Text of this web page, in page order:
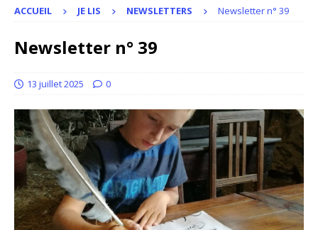
ACCUEIL JE LIS NEWSLETTERS Newsletter n° 39
Newsletter n° 39
13 juillet 2025 0